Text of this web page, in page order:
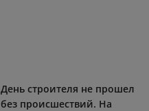
День строителя не прошел
без происшествий. На